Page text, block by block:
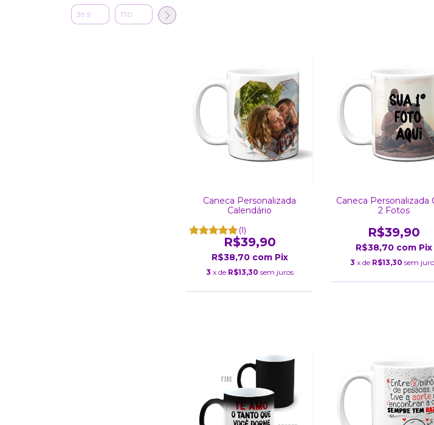
Caneca Personalizada
Calendário
(1)
R$39,90
R$38,70 com Pix
3 x de R$13,30 sem juros
Caneca Personalizada
2 Fotos
R$39,90
R$38,70 com Pix
3 x de R$13,30 sem